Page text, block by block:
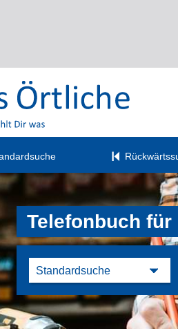
Telefonbuch für